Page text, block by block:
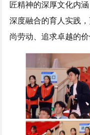
匠精神的深厚文化内
深度融合的育人实践
尚劳动、追求卓越的